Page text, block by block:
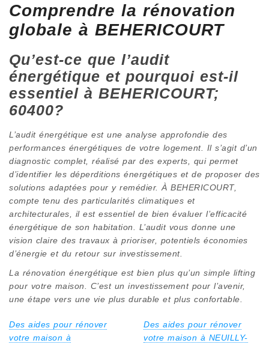
Comprendre la rénovation
globale à BEHERICOURT
Qu’est-ce que l’audit
énergétique et pourquoi est-il
essentiel à BEHERICOURT;
60400?
L’audit énergétique est une analyse approfondie des
performances énergétiques de votre logement. Il s’agit d’un
diagnostic complet, réalisé par des experts, qui permet
d’identifier les déperditions énergétiques et de proposer des
solutions adaptées pour y remédier. À BEHERICOURT,
compte tenu des particularités climatiques et
architecturales, il est essentiel de bien évaluer l’efficacité
énergétique de son habitation. L’audit vous donne une
vision claire des travaux à prioriser, potentiels économies
d’énergie et du retour sur investissement.
La rénovation énergétique est bien plus qu’un simple lifting
pour votre maison. C’est un investissement pour l’avenir,
une étape vers une vie plus durable et plus confortable.
Des aides pour rénover
votre maison à
Des aides pour rénover
votre maison à NEUILLY-